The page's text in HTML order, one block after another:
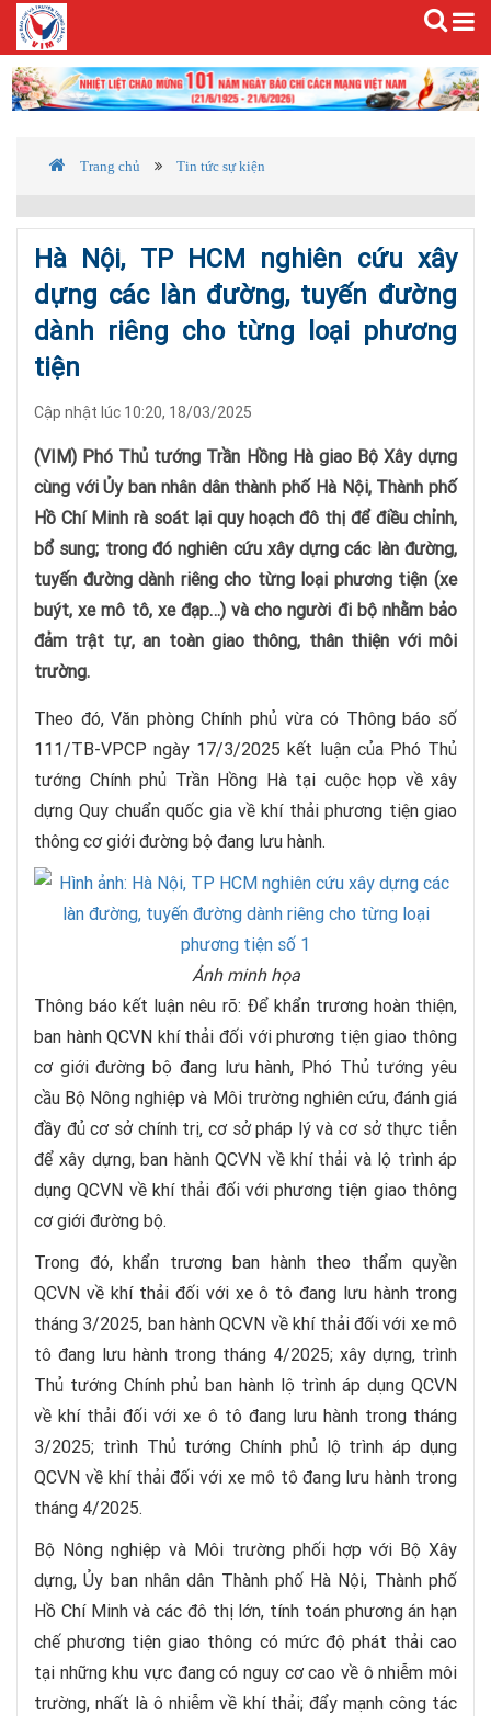
Trang chủ Tin tức sự kiện
Hà Nội, TP HCM nghiên cứu xây
dựng các làn đường, tuyến đường
dành riêng cho từng loại phương
tiện
Cập nhật lúc 10:20, 18/03/2025
(VIM) Phó Thủ tướng Trần Hồng Hà giao Bộ Xây dựng
cùng với Ủy ban nhân dân thành phố Hà Nội, Thành phố
Hồ Chí Minh rà soát lại quy hoạch đô thị để điều chỉnh,
bổ sung; trong đó nghiên cứu xây dựng các làn đường,
tuyến đường dành riêng cho từng loại phương tiện (xe
buýt, xe mô tô, xe đạp…) và cho người đi bộ nhằm bảo
đảm trật tự, an toàn giao thông, thân thiện với môi
trường.
Theo đó, Văn phòng Chính phủ vừa có Thông báo số
111/TB-VPCP ngày 17/3/2025 kết luận của Phó Thủ
tướng Chính phủ Trần Hồng Hà tại cuộc họp về xây
dựng Quy chuẩn quốc gia về khí thải phương tiện giao
thông cơ giới đường bộ đang lưu hành.
Ảnh minh họa
Thông báo kết luận nêu rõ: Để khẩn trương hoàn thiện,
ban hành QCVN khí thải đối với phương tiện giao thông
cơ giới đường bộ đang lưu hành, Phó Thủ tướng yêu
cầu Bộ Nông nghiệp và Môi trường nghiên cứu, đánh giá
đầy đủ cơ sở chính trị, cơ sở pháp lý và cơ sở thực tiễn
để xây dựng, ban hành QCVN về khí thải và lộ trình áp
dụng QCVN về khí thải đối với phương tiện giao thông
cơ giới đường bộ.
Trong đó, khẩn trương ban hành theo thẩm quyền
QCVN về khí thải đối với xe ô tô đang lưu hành trong
tháng 3/2025, ban hành QCVN về khí thải đối với xe mô
tô đang lưu hành trong tháng 4/2025; xây dựng, trình
Thủ tướng Chính phủ ban hành lộ trình áp dụng QCVN
về khí thải đối với xe ô tô đang lưu hành trong tháng
3/2025; trình Thủ tướng Chính phủ lộ trình áp dụng
QCVN về khí thải đối với xe mô tô đang lưu hành trong
tháng 4/2025.
Bộ Nông nghiệp và Môi trường phối hợp với Bộ Xây
dựng, Ủy ban nhân dân Thành phố Hà Nội, Thành phố
Hồ Chí Minh và các đô thị lớn, tính toán phương án hạn
chế phương tiện giao thông có mức độ phát thải cao
tại những khu vực đang có nguy cơ cao về ô nhiễm môi
trường, nhất là ô nhiễm về khí thải; đẩy mạnh công tác